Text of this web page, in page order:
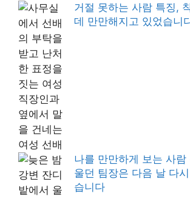
거절 못하는 사람 특징,
데 만만해지고 있었습니
나를 만만하게 보는 사
울던 팀장은 다음 날 다
습니다